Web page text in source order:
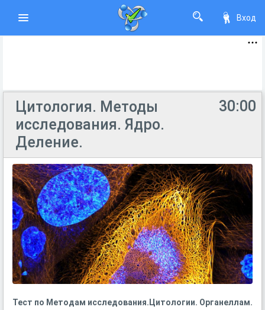
Вход
30:00
Цитология. Методы
исследования. Ядро.
Деление.
Тест по Методам исследования.Цитологии. Органеллам.